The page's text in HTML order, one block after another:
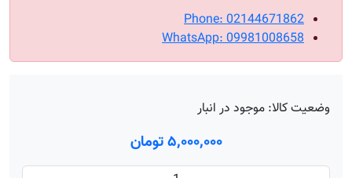
Phone: 02144671862
WhatsApp: 09981008658
وضعیت کالا: موجود در انبار
۵٬۰۰۰٬۰۰۰ تومان